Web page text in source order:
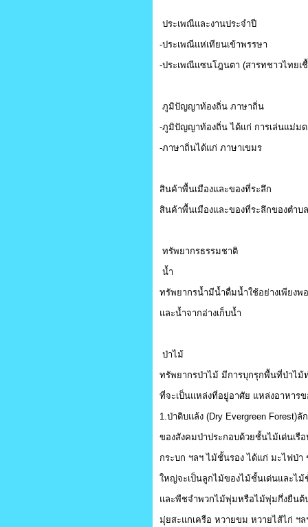
ประเพณีและงานประจำปี
-ประเพณีแห่เทียนเข้าพรรษา
-ประเพณีแซนโฎนตา (สารทชาวไทยเ
ภูมิปัญญาท้องถิ่น ภาษาถิ่น
-ภูมิปัญญาท้องถิ่น ได้แก่ การเล่นแม่มด
-ภาษาถิ่นได้แก่ ภาษาเขมร
สินค้าพื้นเมืองและของที่ระลึก
สินค้าพื้นเมืองและของที่ระลึกของตำบ
ทรัพยากรธรรมชาติ
น้ำ
ทรัพยากรน้ำมีน้ำดื่มน้ำใช้อย่างเพียงพ
และน้ำจากอ่างเก็บน้ำ
ป่าไม้
ทรัพยากรป่าไม้ มีการบุกรุกพื้นที่ป่าไ
ที่จะเป็นแหล่งที่อยู่อาศัย แหล่งอาหาร
1.ป่าดิบแล้ง (Dry Evergreen
ของสังคมป่าประกอบด้วยชั้นไม้เด่นเรื
กระบก ฯลฯ ไม้ชั้นรอง ได้แก่ มะไฟป่
ใหญ่จะเป็นลูกไม้ของไม้ชั้นเด่นและไม้
และพืชจำพวกไม้พุ่มหรือไม้พุ่มกึ่งยืนต้
มุ่ยสะแกเครือ หวายขม หวายไส้ไก่ ฯ